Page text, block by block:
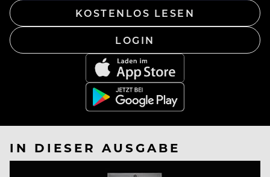
KOSTENLOS LESEN
LOGIN
IN DIESER AUSGABE